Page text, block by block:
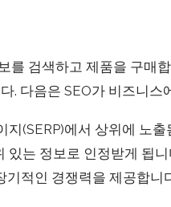
를 검색하고 제품을 구매
. 다음은 SEO가 비즈니
지(SERP)에서 상위에 노
있는 정보로 인정받게 됩니
기적인 경쟁력을 제공합니